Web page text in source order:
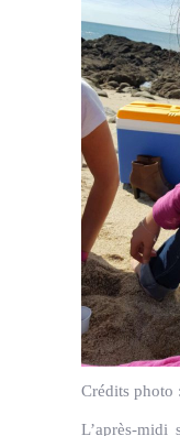
Crédits photo :
L’après-midi